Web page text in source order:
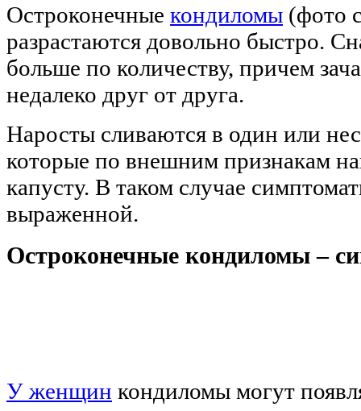
Остроконечные кондиломы (фото
разрастаются довольно быстро.
больше по количеству, причем
недалеко друг от друга.
Наросты сливаются в один или
которые по внешним признакам
капусту. В таком случае
выраженной.
Остроконечные кондиломы –
У женщин кондиломы могут